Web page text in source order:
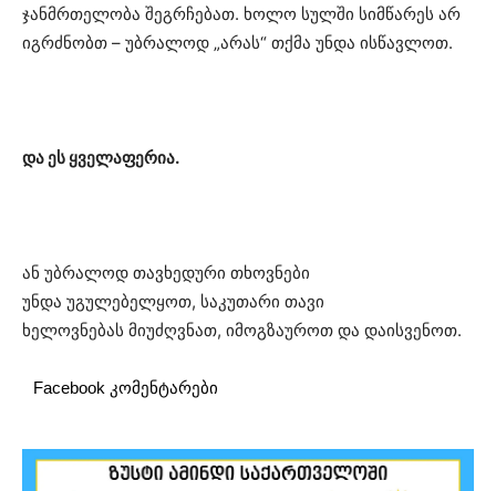
ჯანმრთელობა შეგრჩებათ. ხოლო სულში სიმწარეს არ
იგრძნობთ – უბრალოდ „არას“ თქმა უნდა ისწავლოთ.
და ეს ყველაფერია.
ან უბრალოდ თავხედური თხოვნები
უნდა უგულებელყოთ, საკუთარი თავი
ხელოვნებას მიუძღვნათ, იმოგზაუროთ და დაისვენოთ.
Facebook კომენტარები